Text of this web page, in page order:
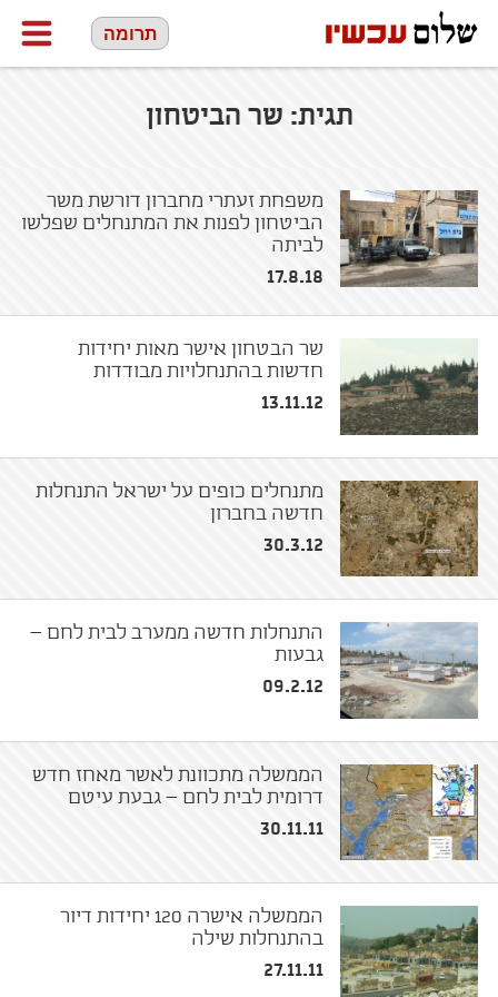
תרומה
תגית: שר הביטחון
משפחת זעתרי מחברון דורשת משר
הביטחון לפנות את המתנחלים שפלשו
לביתה
17.8.18
שר הבטחון אישר מאות יחידות
חדשות בהתנחלויות מבודדות
13.11.12
מתנחלים כופים על ישראל התנחלות
חדשה בחברון
30.3.12
התנחלות חדשה ממערב לבית לחם –
גבעות
09.2.12
הממשלה מתכוונת לאשר מאחז חדש
דרומית לבית לחם – גבעת עיטם
30.11.11
הממשלה אישרה 120 יחידות דיור
בהתנחלות שילה
27.11.11